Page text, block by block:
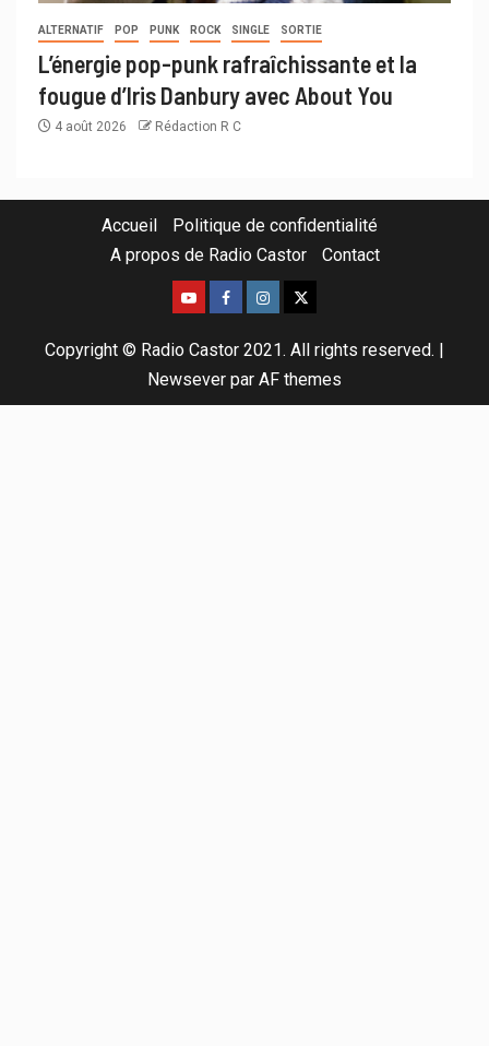
ALTERNATIF POP PUNK ROCK SINGLE SORTIE
L’énergie pop-punk rafraîchissante et la
fougue d’Iris Danbury avec About You
4 août 2026 Rédaction R C
Accueil
Politique de confidentialité
A propos de Radio Castor
Contact
Copyright © Radio Castor 2021. All rights reserved. |
Newsever par AF themes